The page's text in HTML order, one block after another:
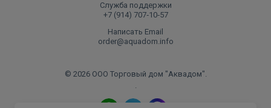
Служба поддержки
+7 (914) 707‑10‑57
Написать Email
order@aquadom.info
© 2026 ООО Торговый дом "Аквадом".
.